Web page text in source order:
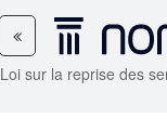
Loi sur la reprise des